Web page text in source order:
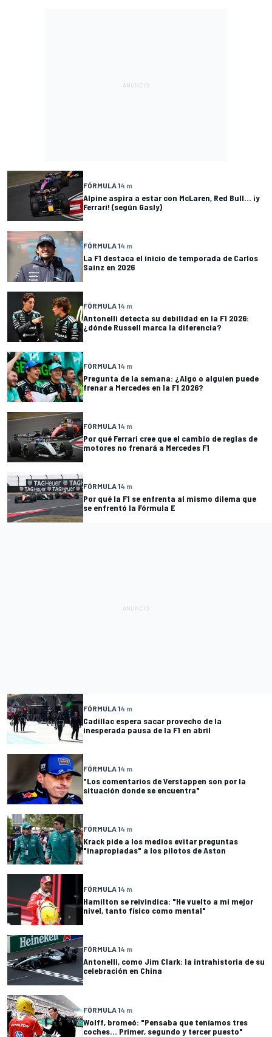
FÓRMULA 14 m
Alpine aspira a estar con McLaren, Red Bull... ¡y
Ferrari! (según Gasly)
FÓRMULA 14 m
La F1 destaca el inicio de temporada de Carlos
Sainz en 2026
FÓRMULA 14 m
Antonelli detecta su debilidad en la F1 2026:
¿dónde Russell marca la diferencia?
FÓRMULA 14 m
Pregunta de la semana: ¿Algo o alguien puede
frenar a Mercedes en la F1 2026?
FÓRMULA 14 m
Por qué Ferrari cree que el cambio de reglas de
motores no frenará a Mercedes F1
FÓRMULA 14 m
Por qué la F1 se enfrenta al mismo dilema que
se enfrentó la Fórmula E
FÓRMULA 14 m
Cadillac espera sacar provecho de la
inesperada pausa de la F1 en abril
FÓRMULA 14 m
"Los comentarios de Verstappen son por la
situación donde se encuentra"
FÓRMULA 14 m
Krack pide a los medios evitar preguntas
"inapropiadas" a los pilotos de Aston
FÓRMULA 14 m
Hamilton se reivindica: "He vuelto a mi mejor
nivel, tanto físico como mental"
FÓRMULA 14 m
Antonelli, como Jim Clark: la intrahistoria de su
celebración en China
FÓRMULA 14 m
Wolff, bromeó: "Pensaba que teníamos tres
coches... Primer, segundo y tercer puesto"